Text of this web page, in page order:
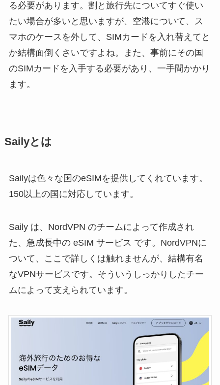
る必要があります。割と旅行先についてすぐ使い
たい場合が多いと思いますが、空港について、ス
マホのケースを外して、SIMカードを入れ替えてと
か結構面倒くさいですよね。また、事前にその国
のSIMカードを入手する必要があり、一手間かかり
ます。
Sailyとは
Sailyは色々な国のeSIMを提供してくれています。
150以上の国に対応しています。
Saily は、NordVPN のチームによって作成され
た、急成長中の eSIM サービス です。NordVPNに
ついて、ここで詳しくは触れませんが、結構有名
なVPNサービスです。そういうしっかりしたチー
ムによって支えられています。